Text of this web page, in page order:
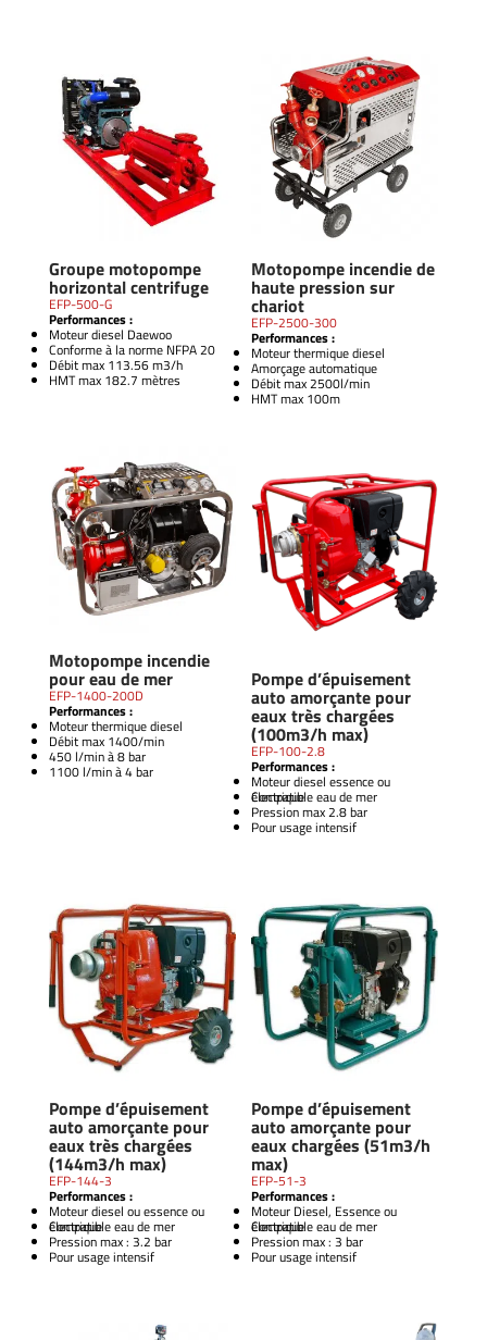
Groupe motopompe
horizontal centrifuge
EFP-500-G
Performances :
Moteur diesel Daewoo
Conforme à la norme NFPA 20
Débit max 113.56 m3/h
HMT max 182.7 mètres
Motopompe incendie de
haute pression sur
chariot
EFP-2500-300
Performances :
Moteur thermique diesel
Amorçage automatique
Débit max 2500l/min
HMT max 100m
Motopompe incendie
pour eau de mer
EFP-1400-200D
Performances :
Moteur thermique diesel
Débit max 1400/min
450 l/min à 8 bar
1100 l/min à 4 bar
Pompe d’épuisement
auto amorçante pour
eaux très chargées
(100m3/h max)
EFP-100-2.8
Performances :
Moteur diesel essence ou
électrique
Compatible eau de mer
Pression max 2.8 bar
Pour usage intensif
Pompe d’épuisement
auto amorçante pour
eaux très chargées
(144m3/h max)
EFP-144-3
Performances :
Moteur diesel ou essence ou
électrique
Compatible eau de mer
Pression max : 3.2 bar
Pour usage intensif
Pompe d’épuisement
auto amorçante pour
eaux chargées (51m3/h
max)
EFP-51-3
Performances :
Moteur Diesel, Essence ou
électrique
Compatible eau de mer
Pression max : 3 bar
Pour usage intensif